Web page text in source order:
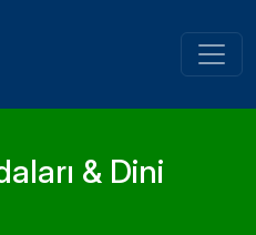
& Dini